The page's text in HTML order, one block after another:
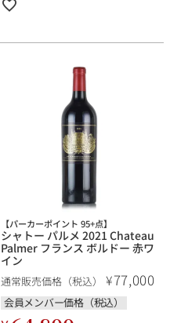
【パーカーポイント 95+点】
シャトー パルメ 2021 Chateau
Palmer フランス ボルドー 赤ワ
イン
通常販売価格（税込） ¥77,000
会員メンバー価格（税込）